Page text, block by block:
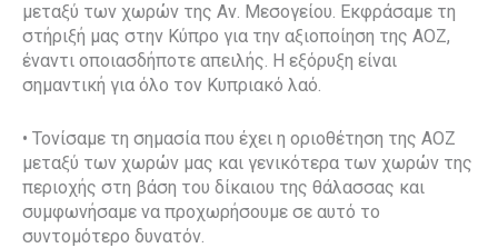
μεταξύ των χωρών της Αν. Μεσογείου. Εκφράσαμε τη
στήριξή μας στην Κύπρο για την αξιοποίηση της ΑΟΖ,
έναντι οποιασδήποτε απειλής. Η εξόρυξη είναι
σημαντική για όλο τον Κυπριακό λαό.
• Τονίσαμε τη σημασία που έχει η οριοθέτηση της ΑΟΖ
μεταξύ των χωρών μας και γενικότερα των χωρών της
περιοχής στη βάση του δίκαιου της θάλασσας και
συμφωνήσαμε να προχωρήσουμε σε αυτό το
συντομότερο δυνατόν.